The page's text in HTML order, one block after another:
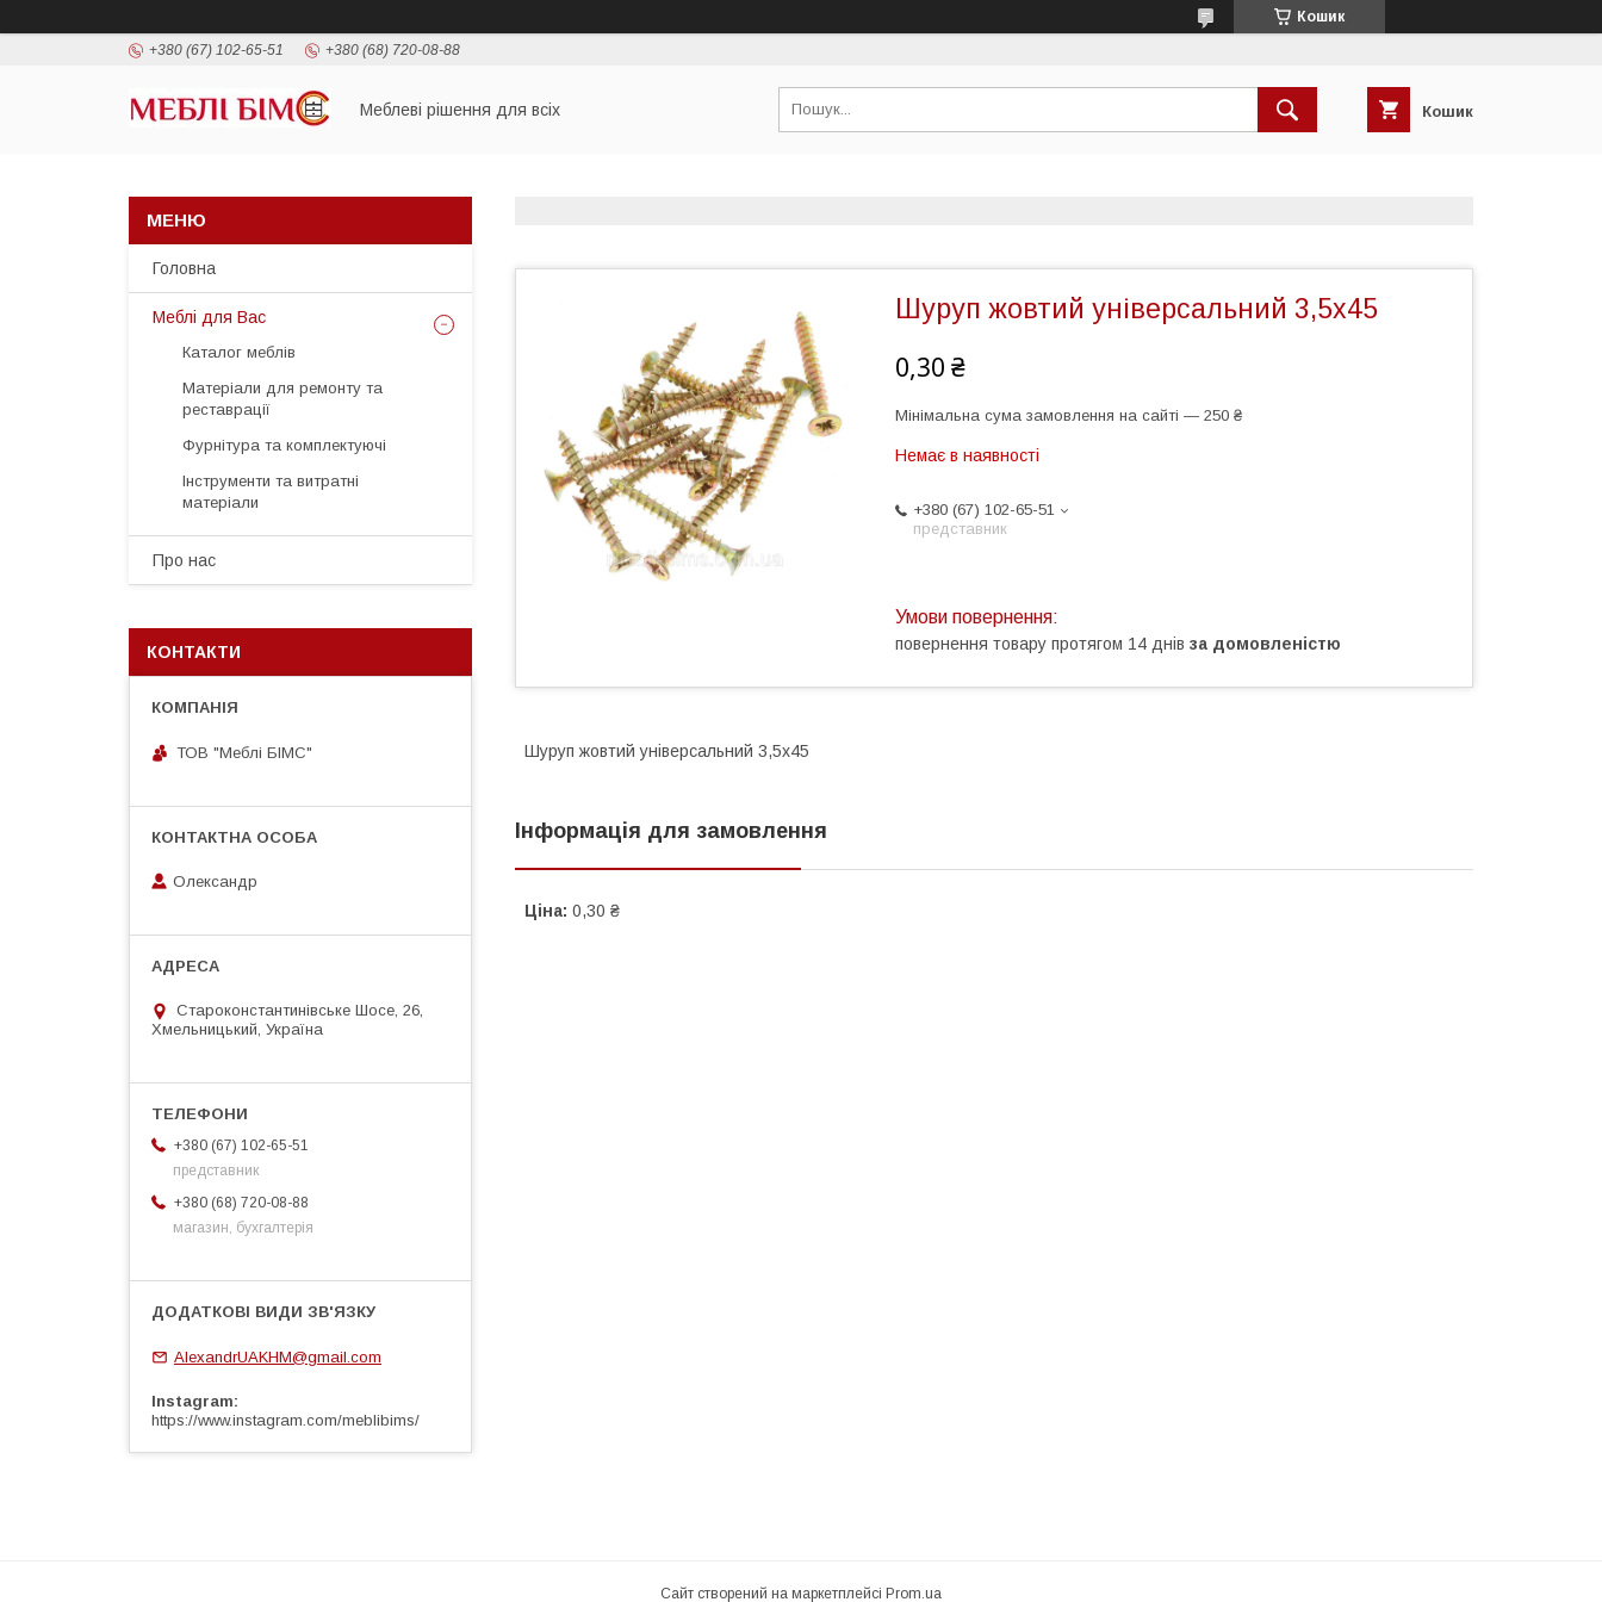
Кошик
+380 (67) 102-65-51 +380 (68) 720-08-88
Меблеві рішення для всіх Кошик
Шуруп жовтий універсальний 3,5х45
0,30 ₴
Мінімальна сума замовлення на сайті — 250 ₴
Немає в наявності
+380 (67) 102-65-51
представник
повернення товару протягом 14 днів за домовленістю
Шуруп жовтий універсальний 3,5х45
Інформація для замовлення
Ціна: 0,30 ₴
Головна
Меблі для Вас
Каталог меблів
Матеріали для ремонту та
реставрації
Фурнітура та комплектуючі
Інструменти та витратні
матеріали
Про нас
КОНТАКТИ
ТОВ "Меблі БІМС"
Олександр
Староконстантинівське Шосе, 26,
Хмельницький, Україна
+380 (67) 102-65-51
представник
+380 (68) 720-08-88
магазин, бухгалтерія
AlexandrUAKHM@gmail.com
Instagram
https://www.instagram.com/meblibims/
Сайт створений на маркетплейсі Prom.ua